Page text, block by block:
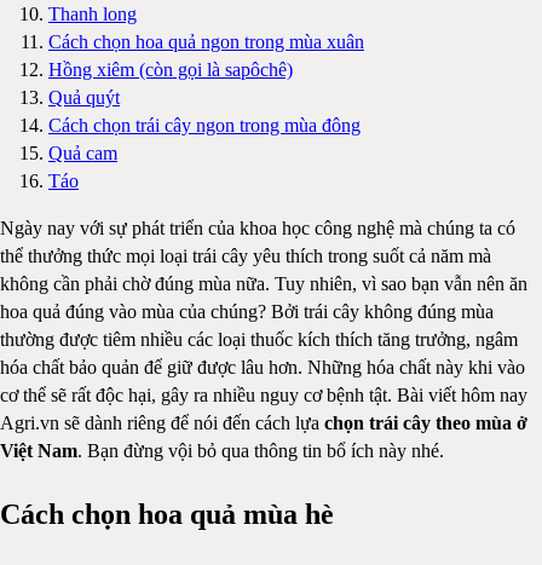
Thanh long
Cách chọn hoa quả ngon trong mùa xuân
Hồng xiêm (còn gọi là sapôchê)
Quả quýt
Cách chọn trái cây ngon trong mùa đông
Quả cam
Táo
Ngày nay với sự phát triển của khoa học công nghệ mà chúng ta có
thể thưởng thức mọi loại trái cây yêu thích trong suốt cả năm mà
không cần phải chờ đúng mùa nữa. Tuy nhiên, vì sao bạn vẫn nên ăn
hoa quả đúng vào mùa của chúng? Bởi trái cây không đúng mùa
thường được tiêm nhiều các loại thuốc kích thích tăng trưởng, ngâm
hóa chất bảo quản để giữ được lâu hơn. Những hóa chất này khi vào
cơ thể sẽ rất độc hại, gây ra nhiều nguy cơ bệnh tật. Bài viết hôm nay
Agri.vn sẽ dành riêng để nói đến cách lựa chọn trái cây theo mùa ở
Việt Nam. Bạn đừng vội bỏ qua thông tin bổ ích này nhé.
Cách chọn hoa quả mùa hè